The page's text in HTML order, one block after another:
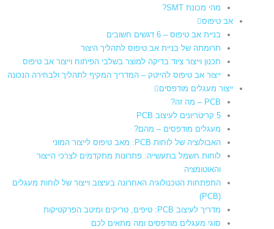
מהי מכונת SMT?
אב טיפוס
בניית אב טיפוס – 6 דגשים חשובים
תרומתה של בניית אב טיפוס לתהליך היצור​
תכנון וייצור ציוד בדיקה למוצר בשלבי הפיתוח וייצור אב טיפוס
ייצור אב טיפוס להייטק – המדריך המקיף לתהליך ולבחירה הנכונה
ייצור מעגלים מודפסים
PCB – מה זה?
5 קריטריונים לעיצוב PCB
מעגלים מודפסים – מהם?
האבולוציה של לוחות PCB: מאב טיפוס לייצור המוני
לוחות חשמל בתעשייה: פתרונות מתקדמים לצרכי הייצור
והאוטומציה
התפתחות הטכנולוגיה האחרונה בעיצוב וייצור של לוחות מעגלים
(PCB)
מדריך לעיצוב PCB: טיפים, טריקים ומיטב הפרקטיקות
סוגי מעגלים מודפסים ומה מתאים לכם